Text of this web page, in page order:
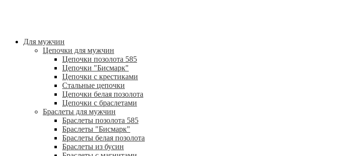
Для мужчин
Цепочки для мужчин
Цепочки позолота 585
Цепочки "Бисмарк"
Цепочки с крестиками
Стальные цепочки
Цепочки белая позолота
Цепочки с браслетами
Браслеты для мужчин
Браслеты позолота 585
Браслеты "Бисмарк"
Браслеты белая позолота
Браслеты из бусин